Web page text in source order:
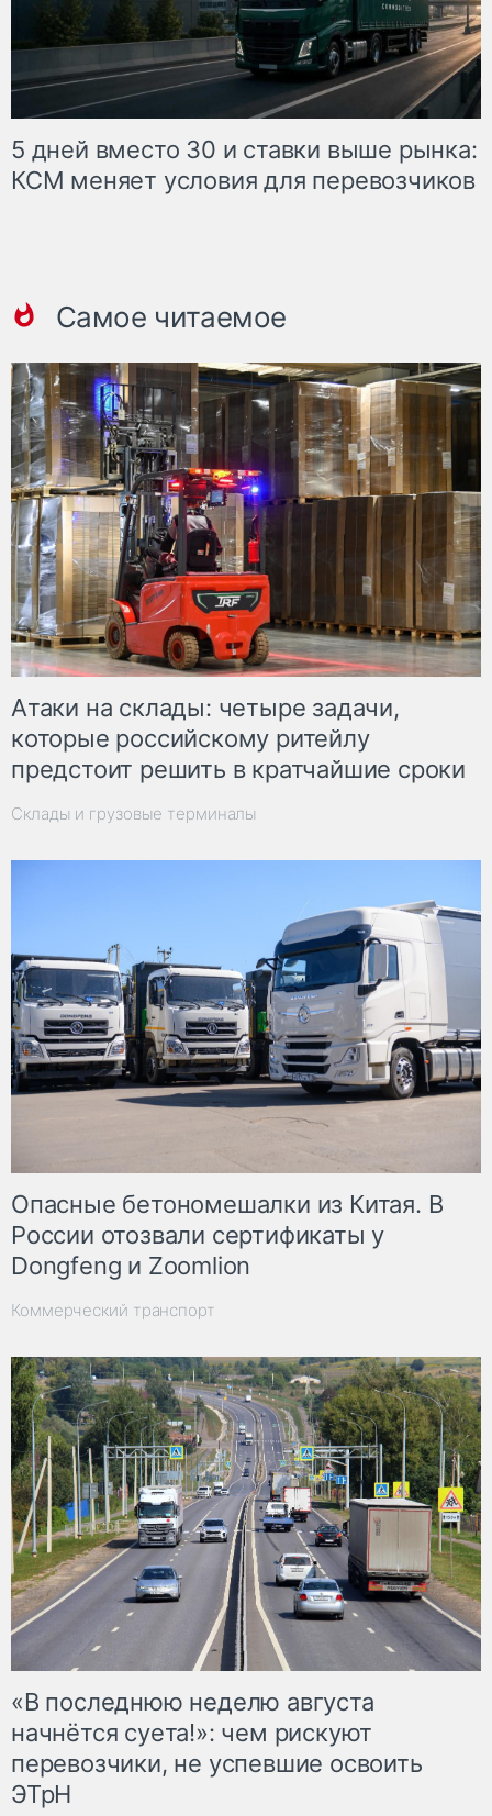
5 дней вместо 30 и ставки выше рынка:
КСМ меняет условия для перевозчиков
Самое читаемое
Атаки на склады: четыре задачи,
которые российскому ритейлу
предстоит решить в кратчайшие сроки
Склады и грузовые терминалы
Опасные бетономешалки из Китая. В
России отозвали сертификаты у
Dongfeng и Zoomlion
Коммерческий транспорт
«В последнюю неделю августа
начнётся суета!»: чем рискуют
перевозчики, не успевшие освоить
ЭТрН